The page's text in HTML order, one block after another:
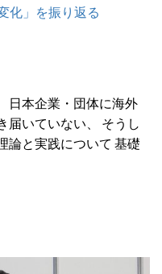
化」を振り返る
日本企業・団体に海外
届いていない、 そうし
論と実践について 基礎